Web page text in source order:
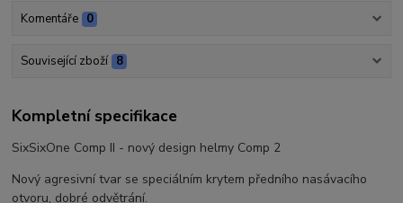
Komentáře 0
Související zboží 8
Kompletní specifikace
SixSixOne Comp II - nový design helmy Comp 2
Nový agresivní tvar se speciálním krytem předního nasávacího
otvoru, dobré odvětrání.